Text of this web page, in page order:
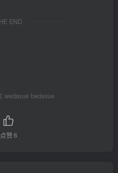
END
wedaxue bedaxue
点赞6